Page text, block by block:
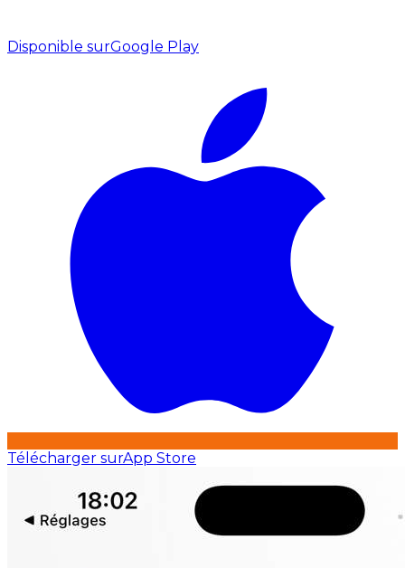
Disponible surGoogle Play
Télécharger surApp Store